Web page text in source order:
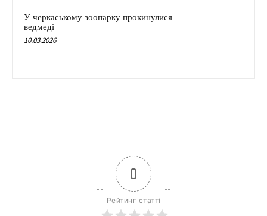
У черкаському зоопарку прокинулися
ведмеді
10.03.2026
0
Рейтинг статті